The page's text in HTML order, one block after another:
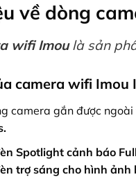
về dòng
wifi Imoulà sản
camera wifi Imou
camera gắn được
Spotlight cảnh báo
trợ sáng cho hình ảnh